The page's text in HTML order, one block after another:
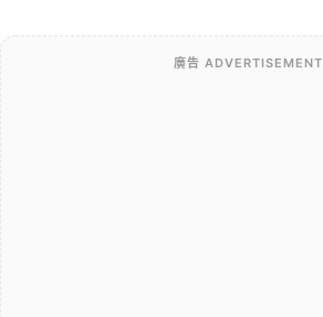
廣告 ADVERTISEMENT